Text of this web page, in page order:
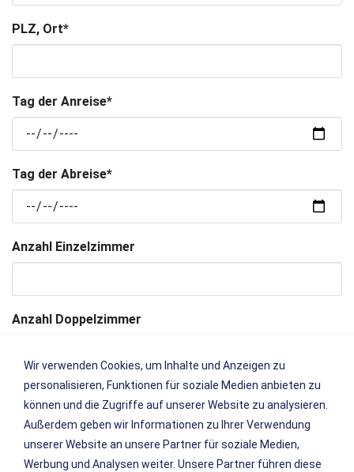
PLZ, Ort*
Tag der Anreise*
Tag der Abreise*
Anzahl Einzelzimmer
Anzahl Doppelzimmer
Anzahl Dreibettzimmer
E-Mail*
Wir verwenden Cookies, um Inhalte und Anzeigen zu
personalisieren, Funktionen für soziale Medien anbieten zu
können und die Zugriffe auf unserer Website zu analysieren.
Außerdem geben wir Informationen zu Ihrer Verwendung
unserer Website an unsere Partner für soziale Medien,
Werbung und Analysen weiter. Unsere Partner führen diese